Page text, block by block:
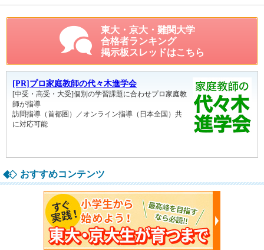
東大・京大・難関大学
合格者ランキング
掲示板スレッドはこちら
おすすめコンテンツ